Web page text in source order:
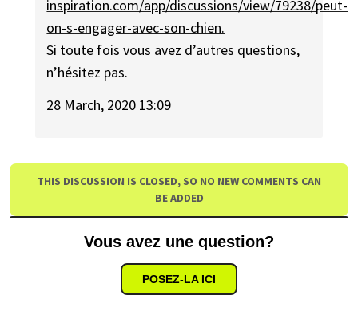
inspiration.com/app/discussions/view/79238/peut-
on-s-engager-avec-son-chien.
Si toute fois vous avez d’autres questions,
n’hésitez pas.
28 March, 2020 13:09
THIS DISCUSSION IS CLOSED, SO NO NEW COMMENTS CAN
BE ADDED
Vous avez une question?
POSEZ-LA ICI